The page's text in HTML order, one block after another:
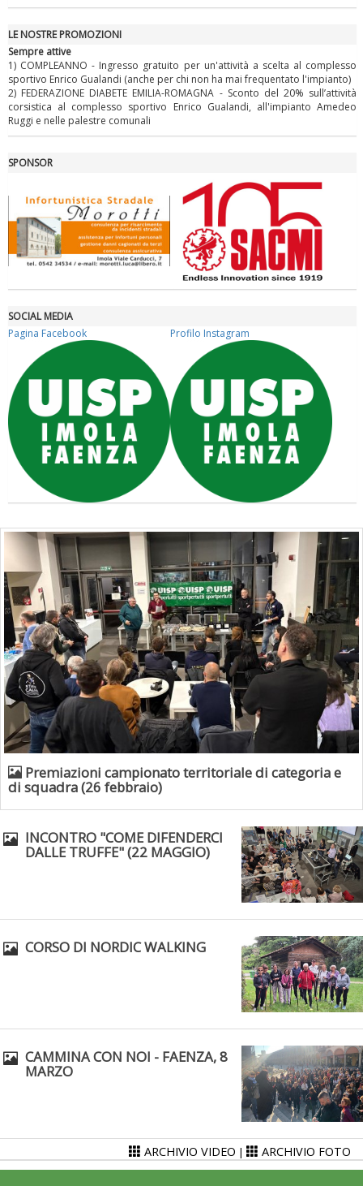
La formazione Uisp rallenta ma prosegue anche in estate
Tiziano Pesce nel Cda di Fondazione Terzjus: prima riunione a
Roma
LE NOSTRE PROMOZIONI
Sempre attive
1) COMPLEANNO - Ingresso gratuito per un'attività a scelta al complesso
sportivo Enrico Gualandi (anche per chi non ha mai frequentato l'impianto)
2) FEDERAZIONE DIABETE EMILIA-ROMAGNA - Sconto del 20% sull’attività
corsistica al complesso sportivo Enrico Gualandi, all'impianto Amedeo
Ruggi e nelle palestre comunali
SPONSOR
SOCIAL MEDIA
Pagina Facebook
Profilo Instagram
Premiazioni campionato territoriale di categoria e
di squadra (26 febbraio)
INCONTRO "COME DIFENDERCI
DALLE TRUFFE" (22 MAGGIO)
CORSO DI NORDIC WALKING
CAMMINA CON NOI - FAENZA, 8
MARZO
ARCHIVIO VIDEO | ARCHIVIO FOTO